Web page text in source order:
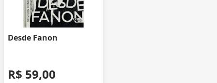
Desde Fanon
R$ 59,00